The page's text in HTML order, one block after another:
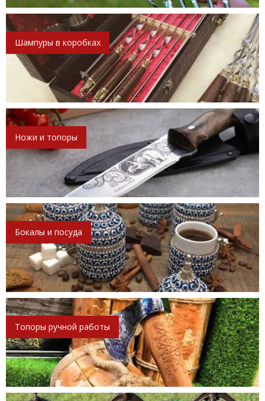
Шампуры в коробках
Ножи и топоры
Бокалы и посуда
Топоры ручной работы